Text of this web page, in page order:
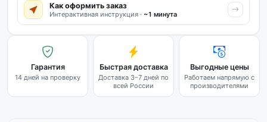
Как оформить заказ
Интерактивная инструкция · ~1 минута
Гарантия
14 дней на проверку
Быстрая доставка
Доставка 3–7 дней по
всей России
Выгодные цены
Работаем напрямую с
производителями